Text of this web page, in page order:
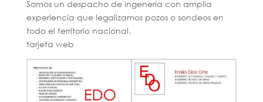
Somos un despacho de ingenería con amplia
experiencia que legalizamos pozos o sondeos en
todo el territorio nacional.
tarjeta web